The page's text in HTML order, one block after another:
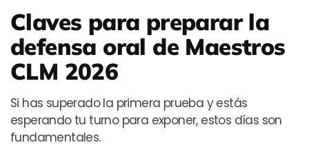
Claves para preparar la
defensa oral de Maestros
CLM 2026
Si has superado la primera prueba y estás
esperando tu turno para exponer, estos días son
fundamentales.